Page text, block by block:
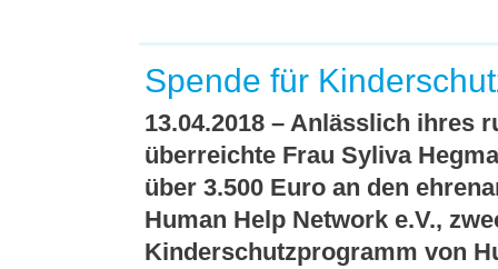
Spende für
13.04.2018 – Anlässlich ihres
überreichte Frau Syliva
über 3.500 Euro an den
Human Help Network e.V.,
Kinderschutzprogramm von